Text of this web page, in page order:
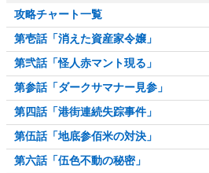
攻略チャート一覧
第壱話「消えた資産家令嬢」
第弐話「怪人赤マント現る」
第参話「ダークサマナー見参」
第四話「港街連続失踪事件」
第伍話「地底参佰米の対決」
第六話「伍色不動の秘密」